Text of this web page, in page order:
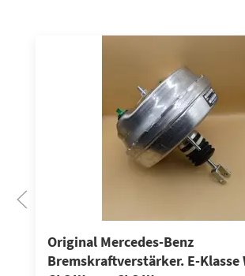
Original Mercedes-Benz
Bremskraftverstärker. E-Klasse